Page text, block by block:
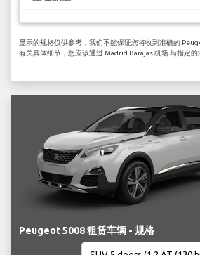
显示的规格仅供参考，我们不能保证您将收到准确的
有关具体细节，您应该通过 Madrid Barajas 机场 与指定的
Peugeot 5008 租赁车辆 - 规格